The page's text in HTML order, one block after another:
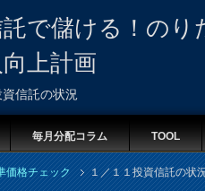
で儲ける！の
上計画
信託の状況
毎月分配コラム TOOL
価格チェック １／１１投資信託の状